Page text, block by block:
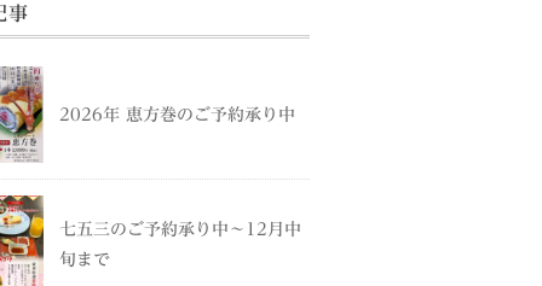
事
2026年 恵方巻のご予約承り中
七五三のご予約承り中～12月中
旬まで